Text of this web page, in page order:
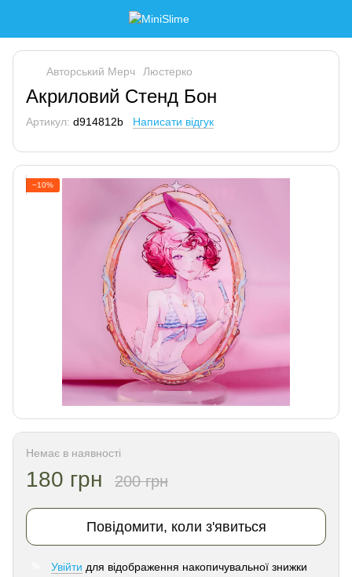
Авторський Мерч Люстерко
Акриловий Стенд Бон
Артикул: d914812b Написати відгук
−10%
Немає в наявності
180 грн 200 грн
Повідомити, коли з'явиться
Увійти для відображення накопичувальної знижки